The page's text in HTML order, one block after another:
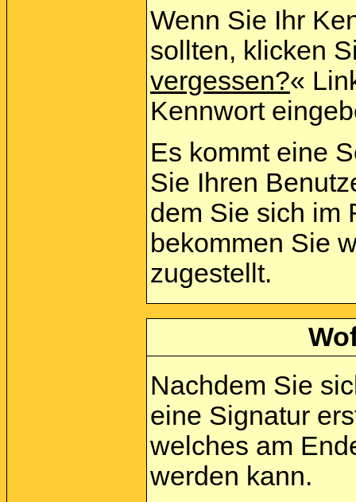
Wenn Sie Ihr
sollten, klicken
vergessen?«
Kennwort
Es kommt eine
Sie Ihren
dem Sie sich im
bekommen Sie
zugestellt.
Nachdem Sie
eine Signatur
welches am
werden kann.